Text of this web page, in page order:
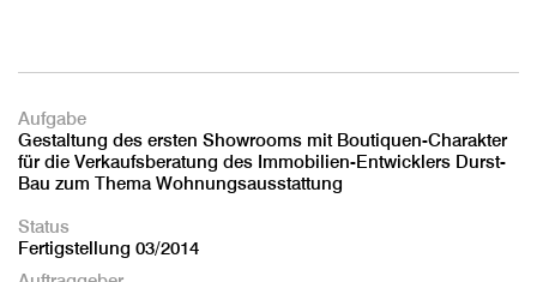
Aufgabe
Gestaltung des ersten Showrooms mit Boutiquen-Charakter
für die Verkaufsberatung des Immobilien-Entwicklers Durst-
Bau zum Thema Wohnungsausstattung
Status
Fertigstellung 03/2014